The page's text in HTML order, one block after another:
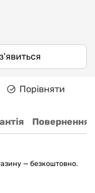
Порівняти
Повернення
— безкоштовно.